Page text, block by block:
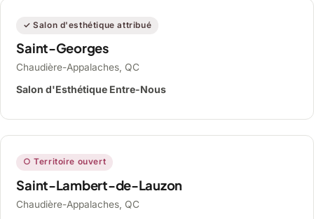
✓ Salon d'esthétique attribué
Saint-Georges
Chaudière-Appalaches, QC
Salon d'Esthétique Entre-Nous
○ Territoire ouvert
Saint-Lambert-de-Lauzon
Chaudière-Appalaches, QC